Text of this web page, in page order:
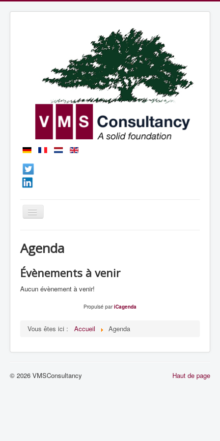
Basculer
la
Nos Services
Références (Anglais)
System Management (Anglais)
Agenda
Évènements à venir
Aucun évènement à venir!
Propulsé pariCagenda
Vous êtes ici : Accueil Agenda
Haut de page
© 2026 VMSConsultancy